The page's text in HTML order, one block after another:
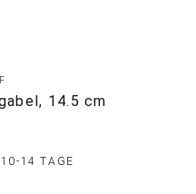
14.5 cm
14 TAGE